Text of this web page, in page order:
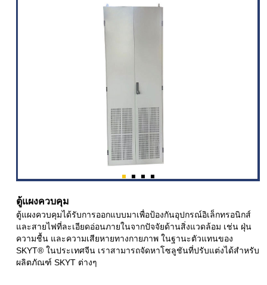
ตู้แผงควบคุม
ตู้แผงควบคุมได้รับการออกแบบมาเพื่อป้องกันอุปกรณ์อิเล็กทรอนิกส์
และสายไฟที่ละเอียดอ่อนภายในจากปัจจัยด้านสิ่งแวดล้อม เช่น ฝุ่น
ความชื้น และความเสียหายทางกายภาพ ในฐานะตัวแทนของ
SKYT® ในประเทศจีน เราสามารถจัดหาโซลูชันที่ปรับแต่งได้สำหรับ
ผลิตภัณฑ์ SKYT ต่างๆ